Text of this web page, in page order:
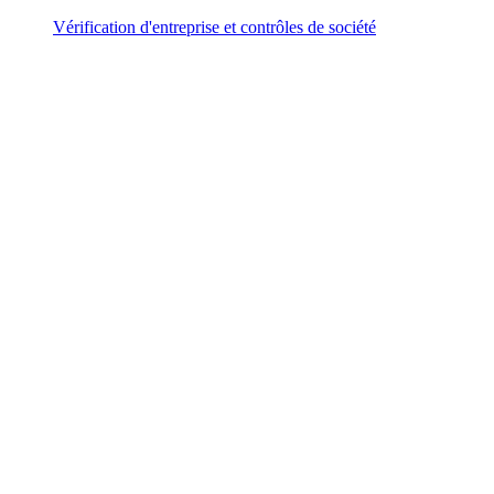
Vérification d'entreprise et contrôles de société